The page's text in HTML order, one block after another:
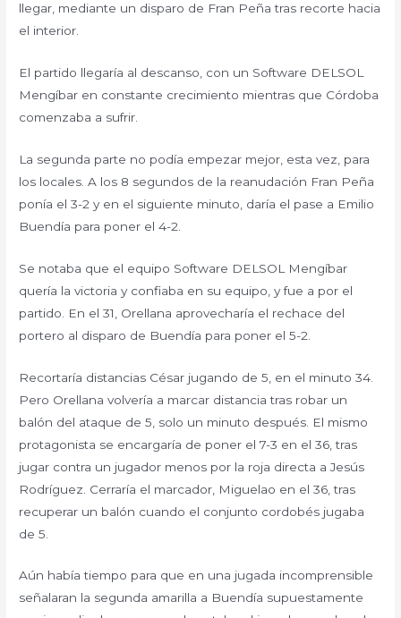
llegar, mediante un disparo de Fran Peña tras recorte hacia
el interior.
El partido llegaría al descanso, con un Software DELSOL
Mengíbar en constante crecimiento mientras que Córdoba
comenzaba a sufrir.
La segunda parte no podía empezar mejor, esta vez, para
los locales. A los 8 segundos de la reanudación Fran Peña
ponía el 3-2 y en el siguiente minuto, daría el pase a Emilio
Buendía para poner el 4-2.
Se notaba que el equipo Software DELSOL Mengíbar
quería la victoria y confiaba en su equipo, y fue a por el
partido. En el 31, Orellana aprovecharía el rechace del
portero al disparo de Buendía para poner el 5-2.
Recortaría distancias César jugando de 5, en el minuto 34.
Pero Orellana volvería a marcar distancia tras robar un
balón del ataque de 5, solo un minuto después. El mismo
protagonista se encargaría de poner el 7-3 en el 36, tras
jugar contra un jugador menos por la roja directa a Jesús
Rodríguez. Cerraría el marcador, Miguelao en el 36, tras
recuperar un balón cuando el conjunto cordobés jugaba
de 5.
Aún había tiempo para que en una jugada incomprensible
señalaran la segunda amarilla a Buendía supuestamente